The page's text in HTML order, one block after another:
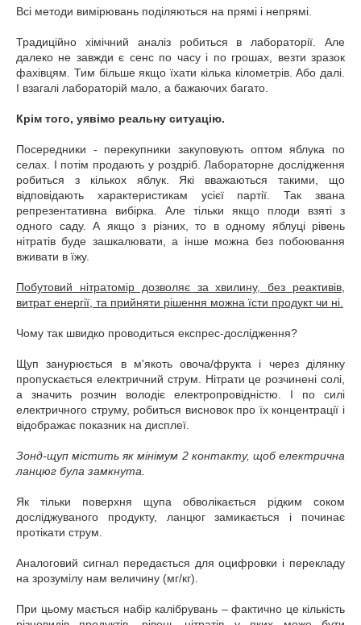
Всі методи вимірювань поділяються на прямі і непрямі.
Традиційно хімічний аналіз робиться в лабораторії. Але
далеко не завжди є сенс по часу і по грошах, везти зразок
фахівцям. Тим більше якщо їхати кілька кілометрів. Або далі.
І взагалі лабораторій мало, а бажаючих багато.
Крім того, уявімо реальну ситуацію.
Посередники - перекупники закуповують оптом яблука по
селах. І потім продають у роздріб. Лабораторне дослідження
робиться з кількох яблук. Які вважаються такими, що
відповідають характеристикам усієї партії. Так звана
репрезентативна вибірка. Але тільки якщо плоди взяті з
одного саду. А якщо з різних, то в одному яблуці рівень
нітратів буде зашкалювати, а інше можна без побоювання
вживати в їжу.
Побутовий нітратомір дозволяє за хвилину, без реактивів,
витрат енергії, та прийняти рішення можна їсти продукт чи ні.
Чому так швидко проводиться експрес-дослідження?
Щуп занурюється в м'якоть овоча/фрукта і через ділянку
пропускається електричний струм. Нітрати це розчинені солі,
а значить розчин володіє електропровідністю. І по силі
електричного струму, робиться висновок про їх концентрації і
відображає показник на дисплеї.
Зонд-щуп містить як мінімум 2 контакту, щоб електрична
ланцюг була замкнута.
Як тільки поверхня щупа обволікається рідким соком
досліджуваного продукту, ланцюг замикається і починає
протікати струм.
Аналоговий сигнал передається для оцифровки і перекладу
на зрозумілу нам величину (мг/кг).
При цьому мається набір калібрувань – фактично це кількість